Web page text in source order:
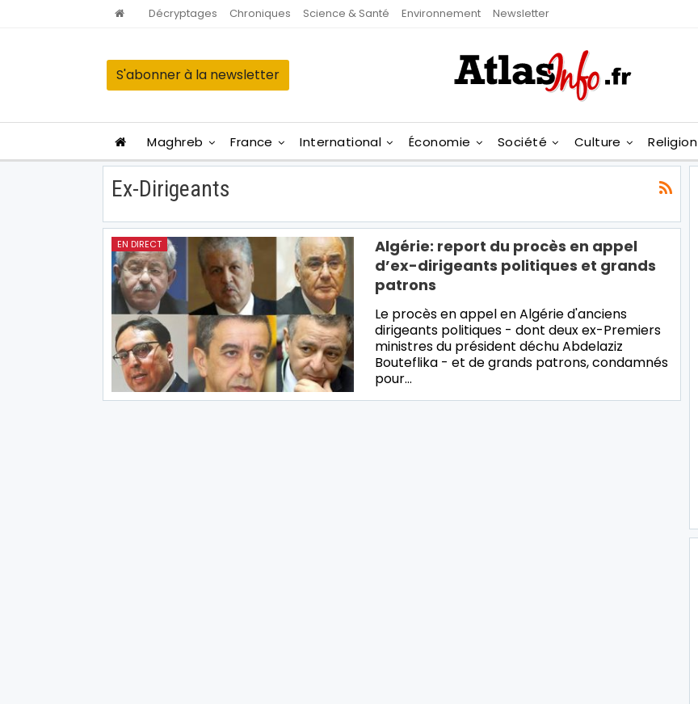
Décryptages Chroniques Science & Santé Environnement Newsletter
S'abonner à la newsletter
Maghreb France International Économie Société Culture Religion
Ex-Dirigeants
EN DIRECT
Algérie: report du procès en appel
d’ex-dirigeants politiques et grands
patrons
Le procès en appel en Algérie d'anciens
dirigeants politiques - dont deux ex-Premiers
ministres du président déchu Abdelaziz
Bouteflika - et de grands patrons, condamnés
pour…